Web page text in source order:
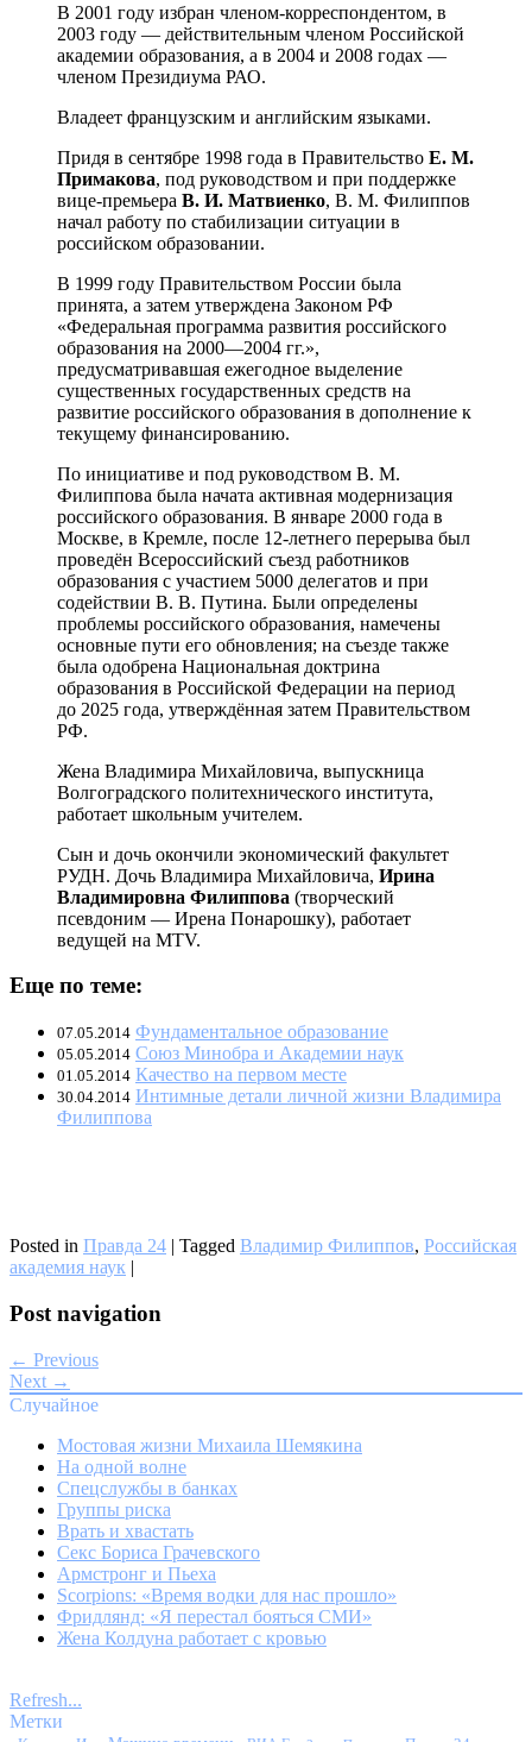
В 2001 году избран членом-корреспондентом, в
2003 году — действительным членом Российской
академии образования, а в 2004 и 2008 годах —
членом Президиума РАО.
Владеет французским и английским языками.
Придя в сентябре 1998 года в Правительство Е. М.
Примакова, под руководством и при поддержке
вице-премьера В. И. Матвиенко, В. М. Филиппов
начал работу по стабилизации ситуации в
российском образовании.
В 1999 году Правительством России была
принята, а затем утверждена Законом РФ
«Федеральная программа развития российского
образования на 2000—2004 гг.»,
предусматривавшая ежегодное выделение
существенных государственных средств на
развитие российского образования в дополнение к
текущему финансированию.
По инициативе и под руководством В. М.
Филиппова была начата активная модернизация
российского образования. В январе 2000 года в
Москве, в Кремле, после 12-летнего перерыва был
проведён Всероссийский съезд работников
образования с участием 5000 делегатов и при
содействии В. В. Путина. Были определены
проблемы российского образования, намечены
основные пути его обновления; на съезде также
была одобрена Национальная доктрина
образования в Российской Федерации на период
до 2025 года, утверждённая затем Правительством
РФ.
Жена Владимира Михайловича, выпускница
Волгоградского политехнического института,
работает школьным учителем.
Сын и дочь окончили экономический факультет
РУДН. Дочь Владимира Михайловича, Ирина
Владимировна Филиппова (творческий
псевдоним — Ирена Понарошку), работает
ведущей на MTV.
Еще по теме:
07.05.2014 Фундаментальное образование
05.05.2014 Союз Минобра и Академии наук
01.05.2014 Качество на первом месте
30.04.2014 Интимные детали личной жизни Владимира
Филиппова
Posted in Правда 24 | Tagged Владимир Филиппов, Российская
академия наук |
Post navigation
← Previous
Next →
Случайное
Мостовая жизни Михаила Шемякина
На одной волне
Спецслужбы в банках
Группы риска
Врать и хвастать
Секс Бориса Грачевского
Армстронг и Пьеха
Scorpions: «Время водки для нас прошло»
Фридлянд: «Я перестал бояться СМИ»
Жена Колдуна работает с кровью
Refresh...
Метки